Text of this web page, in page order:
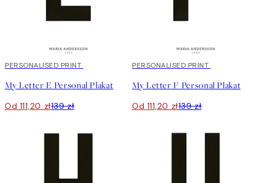
20%*
PERSONALISED PRINT
My Letter E Personal Plakat
Od 111,20 zł139 zł
20%*
PERSONALISED PRINT
My Letter F Personal Plakat
Od 111,20 zł139 zł